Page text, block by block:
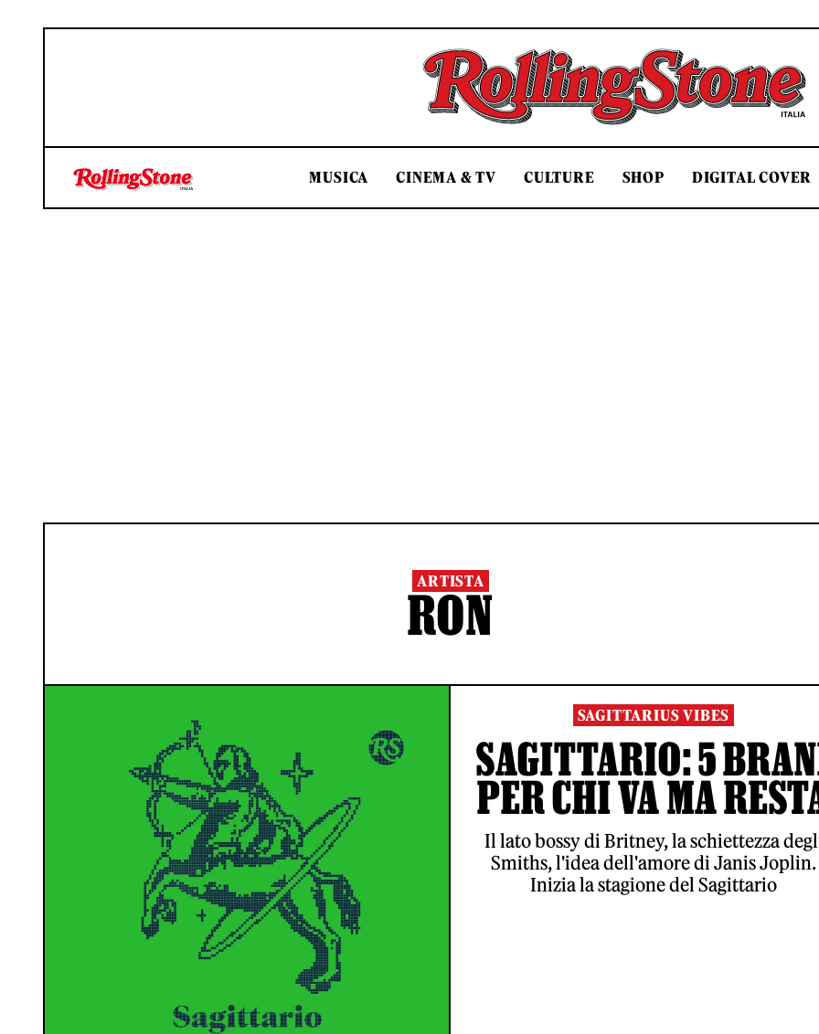
Rolling Stone Italia
MUSICA CINEMA & TV CULTURE SHOP DIGITAL COVER
ARTISTA
RON
SAGITTARIUS VIBES
SAGITTARIO: 5
PER CHI VA MA
Il lato bossy di Britney, la schiettezza
Smiths, l'idea dell'amore di Janis Joplin.
Inizia la stagione del Sagittario